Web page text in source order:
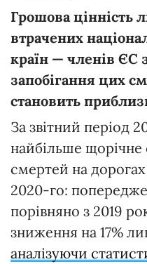
Грошова цінність
втрачених
країн — членів ЄС
запобігання цих
становить
За звітний період
найбільше щорічне
смертей на
2020-го:
порівняно з 2019
зниження на 17%
аналізуючи